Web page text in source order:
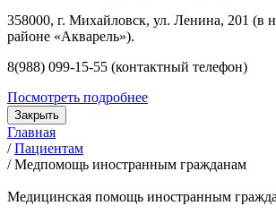
358000, г. Михайловск, ул. Ленина, 201 (в
районе «Акварель»).
8(988) 099-15-55 (контактный телефон)
Посмотреть подробнее
Закрыть
Главная
/ Пациентам
/ Медпомощь иностранным гражданам
Медицинская помощь иностранным